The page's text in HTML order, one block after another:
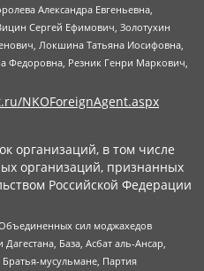
Александра Евгеньевна,
Сергей Ефимович, Золотухин
Локшина Татьяна Иосифовна,
Федоровна, Резник Генри Маркович,
NKOForeignAgent.aspx
организаций, в том числе
организаций, признанных
Российской Федерации
сил моджахедов
База, Асбат аль-Ансар,
мусульмане, Партия